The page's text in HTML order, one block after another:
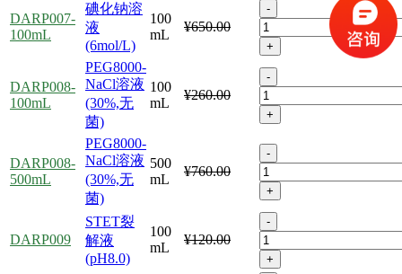
DARP007-
100mL
碘化钠溶
液
(6mol/L)
100
mL
¥650.00
-
+
DARP008-
100mL
PEG8000-
NaCl溶液
(30%,无
菌)
100
mL
¥260.00
-
+
DARP008-
500mL
PEG8000-
NaCl溶液
(30%,无
菌)
500
mL
¥760.00
-
+
DARP009
STET裂
解液
(pH8.0)
100
mL
¥120.00
-
+